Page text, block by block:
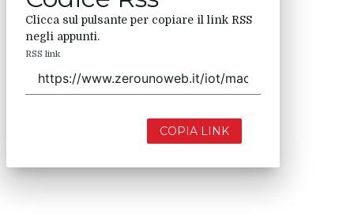
Clicca sul pulsante per copiare il link RSS
negli appunti.
RSS link
COPIA LINK